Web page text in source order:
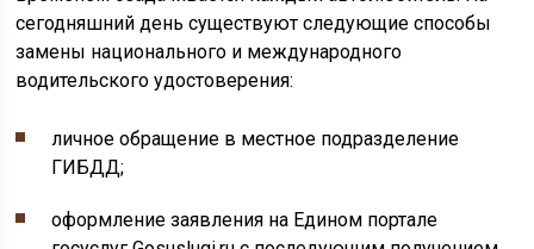
сегодняшний день существуют следующие способы
замены национального и международного
водительского удостоверения:
личное обращение в местное подразделение
ГИБДД;
оформление заявления на Едином портале